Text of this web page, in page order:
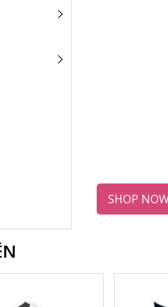
SHOP